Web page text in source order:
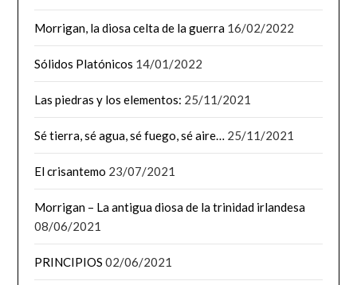
Morrigan, la diosa celta de la guerra 16/02/2022
Sólidos Platónicos 14/01/2022
Las piedras y los elementos: 25/11/2021
Sé tierra, sé agua, sé fuego, sé aire… 25/11/2021
El crisantemo 23/07/2021
Morrigan – La antigua diosa de la trinidad irlandesa
08/06/2021
PRINCIPIOS 02/06/2021